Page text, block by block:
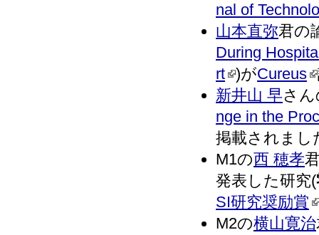
nal of
山本直弥君の
During
rt )がCureus
新井山 早さ
nge in the
掲載されまし
M1の西 穂孝
発表した研究(
SI研究奨励賞
M2の横山寛治